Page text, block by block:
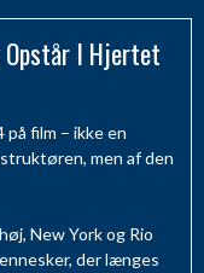
Opstår I Hjertet
film – ikke en
men af den
New York og Rio
der længes